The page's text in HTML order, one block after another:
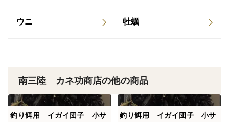
抜け、その後三陸沿岸に沿って南下する「津軽暖流」の
⭐️宮城県南三陸志津川湾産（養殖）
⭐️朝採れ生めかぶ(茎無し)
ウニ 牡蠣
南三陸 カネ功商店の他の商品
釣り餌用 イガイ団子 小サ
釣り餌用 イガイ団子 小サ